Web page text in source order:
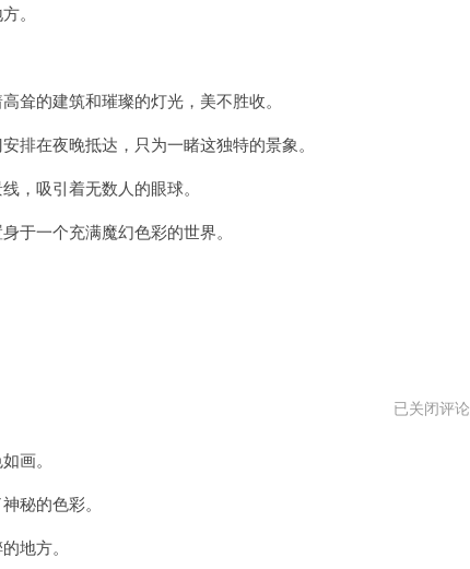
。
的建筑和璀璨的灯光，美不胜收。
在夜晚抵达，只为一睹这独特的景象。
吸引着无数人的眼球。
一个充满魔幻色彩的世界。
白
月
已关闭评论
画。
秘的色彩。
地方。